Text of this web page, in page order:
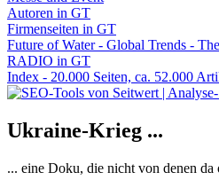
Autoren in GT
Firmenseiten in GT
Future of Water - Global Trends -
RADIO in GT
Index - 20.000 Seiten, ca. 52.000
Ukraine-Krieg ...
... eine Doku, die nicht von denen